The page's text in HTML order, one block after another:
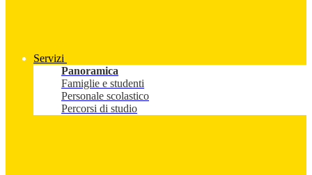
Servizi
Panoramica
Famiglie e studenti
Personale scolastico
Percorsi di studio